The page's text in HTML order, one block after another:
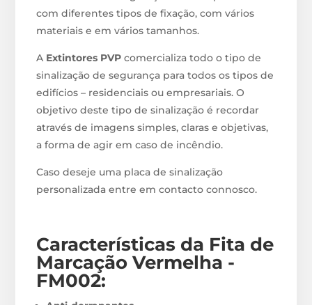
com diferentes tipos de fixação, com vários
materiais e em vários tamanhos.
A Extintores PVP comercializa todo o tipo de
sinalização de segurança para todos os tipos de
edifícios – residenciais ou empresariais. O
objetivo deste tipo de sinalização é recordar
através de imagens simples, claras e objetivas,
a forma de agir em caso de incêndio.
Caso deseje uma placa de sinalização
personalizada entre em contacto connosco.
Características da Fita de
Marcação Vermelha -
FM002: